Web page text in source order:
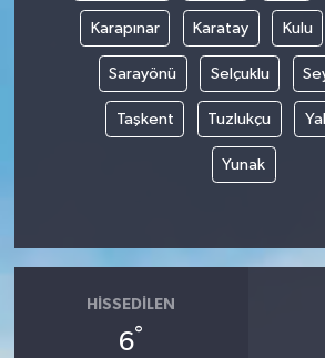
Karapınar Karatay Kulu
Sarayönü Selçuklu
Taşkent Tuzlukçu
Yunak
HISSEDILEN
6°